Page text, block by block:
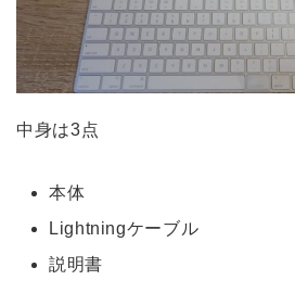
中身は3点
本体
Lightningケーブル
説明書